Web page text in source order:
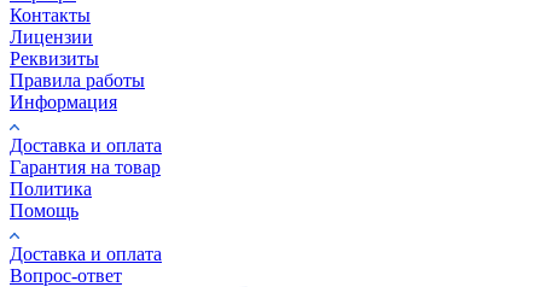
Контакты
Лицензии
Реквизиты
Правила работы
Информация
Доставка и оплата
Гарантия на товар
Политика
Помощь
Доставка и оплата
Вопрос-ответ